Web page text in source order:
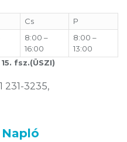
Cs
P
8:00 –
16:00
8:00 –
13:00
fsz.(ÜSZI)
231-3235,